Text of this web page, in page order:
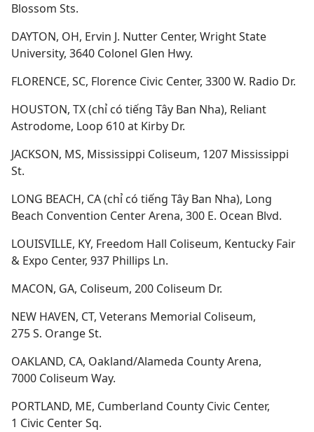
Blossom Sts.
DAYTON, OH, Ervin J. Nutter Center, Wright State
University, 3640 Colonel Glen Hwy.
FLORENCE, SC, Florence Civic Center, 3300 W. Radio Dr.
HOUSTON, TX (chỉ có tiếng Tây Ban Nha), Reliant
Astrodome, Loop 610 at Kirby Dr.
JACKSON, MS, Mississippi Coliseum, 1207 Mississippi
St.
LONG BEACH, CA (chỉ có tiếng Tây Ban Nha), Long
Beach Convention Center Arena, 300 E. Ocean Blvd.
LOUISVILLE, KY, Freedom Hall Coliseum, Kentucky Fair
& Expo Center, 937 Phillips Ln.
MACON, GA, Coliseum, 200 Coliseum Dr.
NEW HAVEN, CT, Veterans Memorial Coliseum,
275 S. Orange St.
OAKLAND, CA, Oakland/Alameda County Arena,
7000 Coliseum Way.
PORTLAND, ME, Cumberland County Civic Center,
1 Civic Center Sq.